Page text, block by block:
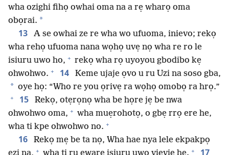
wha ozighi fihọ owhai oma na a rẹ wharọ oma
obọrai. *
13
A se owhai ze re wha wo ufuoma, inievo; rekọ
wha rehọ ufuoma nana wọhọ uvẹ nọ wha re ro le
isiuru uwo ho, + rekọ wha rọ uyoyou gbodibo kẹ
ohwohwo. + 14 Keme ujaje ọvo u ru Uzi na soso gba,
* oye họ: “Who re you ọrivẹ ra wọhọ omobọ ra hrọ.”
+ 15
Rekọ, otẹrọnọ wha be họre jẹ be nwa
ohwohwo oma, + wha muẹrohotọ, o gbẹ rrọ ere he,
wha ti kpe ohwohwo no. +
16
Rekọ mẹ be ta nọ, Wha hae nya lele ekpakpọ
+ + 17